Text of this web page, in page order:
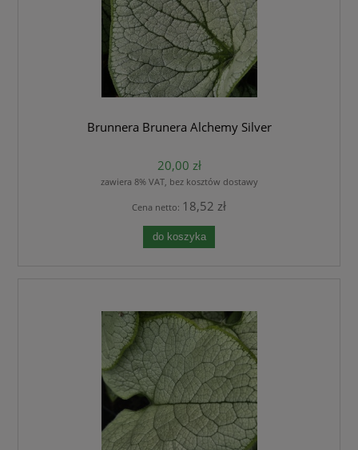
Brunnera Brunera Alchemy Silver
20,00 zł
zawiera 8% VAT, bez kosztów dostawy
Cena netto: 18,52 zł
do koszyka